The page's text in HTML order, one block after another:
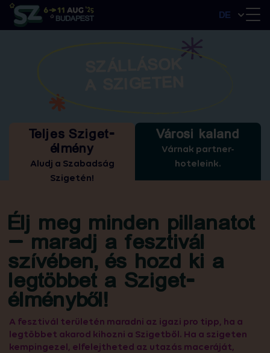
DE
Teljes Sziget-
élmény
Aludj a Szabadság
Szigetén!
Városi kaland
Várnak partner-
hoteleink.
Élj meg minden pillanatot
– maradj a fesztivál
szívében, és hozd ki a
legtöbbet a Sziget-
élményből!
A fesztivál területén maradni az igazi pro tipp, ha a
legtöbbet akarod kihozni a Szigetből. Ha a szigeten
kempingezel, elfelejtheted az utazás maceráját,